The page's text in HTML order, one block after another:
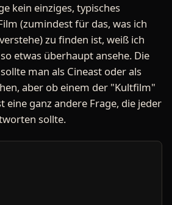
kein einziges, typisches
(zumindest für das, was ich
zu finden ist, weiß ich
etwas überhaupt ansehe. Die
man als Cineast oder als
aber ob einem der "Kultfilm"
eine ganz andere Frage, die jeder
sollte.